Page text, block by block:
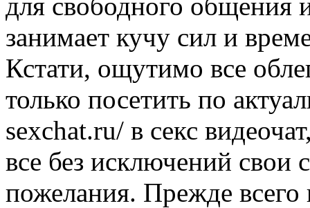
занимает кучу сил и
Кстати, ощутимо все
только посетить по
sexchat.ru/ в секс
все без исключений свои
пожелания. Прежде